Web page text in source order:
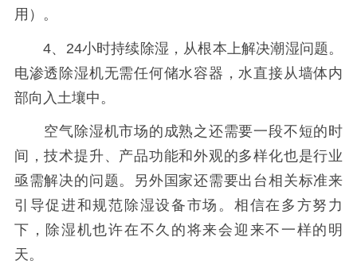
用）。
4、24小时持续除湿，从根本上解决潮湿问题。
电渗透除湿机无需任何储水容器，水直接从墙体内
部向入土壤中。
空气除湿机市场的成熟之还需要一段不短的时
间，技术提升、产品功能和外观的多样化也是行业
亟需解决的问题。另外国家还需要出台相关标准来
引导促进和规范除湿设备市场。相信在多方努力
下，除湿机也许在不久的将来会迎来不一样的明
天。